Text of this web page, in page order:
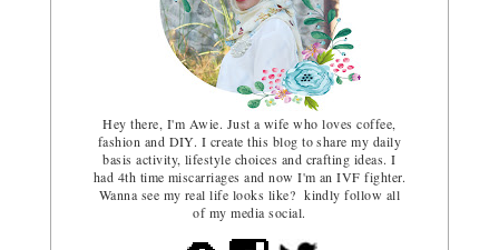
Hey there, I'm Awie. Just a wife who loves coffee,
fashion and DIY. I create this blog to share my daily
basis activity, lifestyle choices and crafting ideas. I
had 4th time miscarriages and now I'm an IVF fighter.
Wanna see my real life looks like? kindly follow all
of my media social.